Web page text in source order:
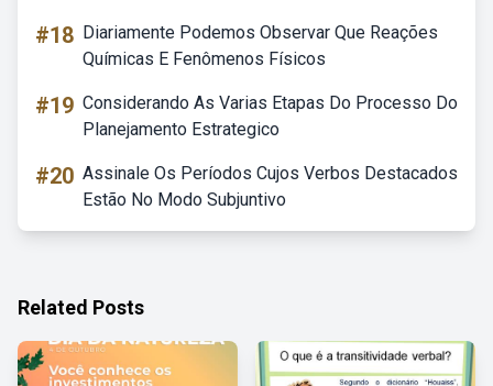
#18 Diariamente Podemos Observar Que Reações
Químicas E Fenômenos Físicos
#19 Considerando As Varias Etapas Do Processo Do
Planejamento Estrategico
#20 Assinale Os Períodos Cujos Verbos Destacados
Estão No Modo Subjuntivo
Related Posts